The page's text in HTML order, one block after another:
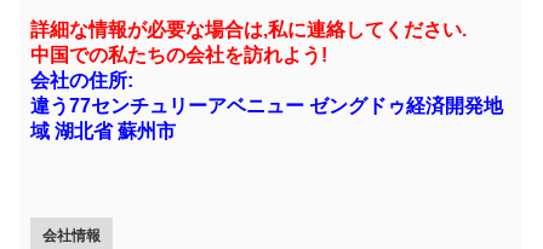
詳細な情報が必要な場合は,私に連絡してください.
中国での私たちの会社を訪れよう!
会社の住所:
違う77センチュリーアベニュー ゼングドゥ経済開発地
域 湖北省 蘇州市
会社情報